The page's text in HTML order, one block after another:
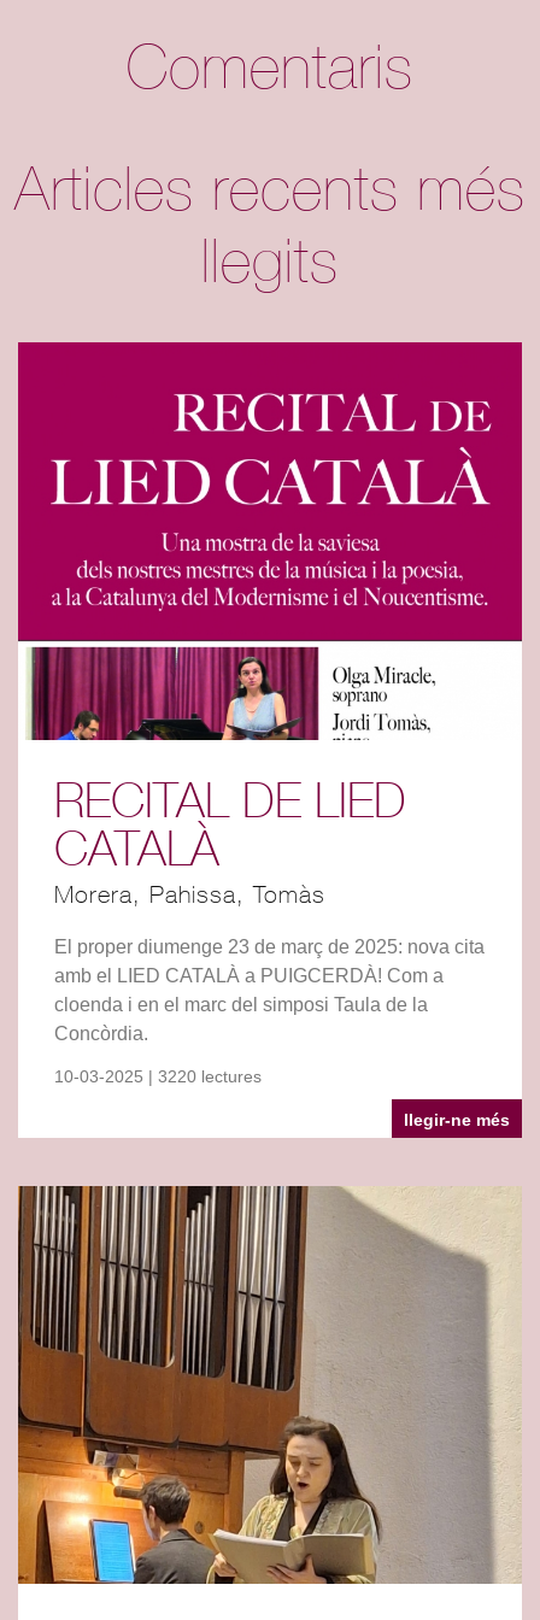
Comentaris
Articles recents més
llegits
RECITAL DE LIED
CATALÀ
Morera, Pahissa, Tomàs
El proper diumenge 23 de març de 2025: nova cita
amb el LIED CATALÀ a PUIGCERDÀ! Com a
cloenda i en el marc del simposi Taula de la
Concòrdia.
10-03-2025 | 3220 lectures
llegir-ne més